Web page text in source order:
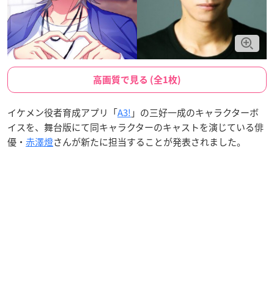
高画質で見る (全1枚)
イケメン役者育成アプリ「A3! 」の三好一成のキャラクターボ
イスを、舞台版にて同キャラクターのキャストを演じている俳
優・ 赤澤燈さんが新たに担当することが発表されました。